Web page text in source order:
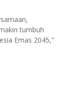
tumbuh
Emas 2045,"